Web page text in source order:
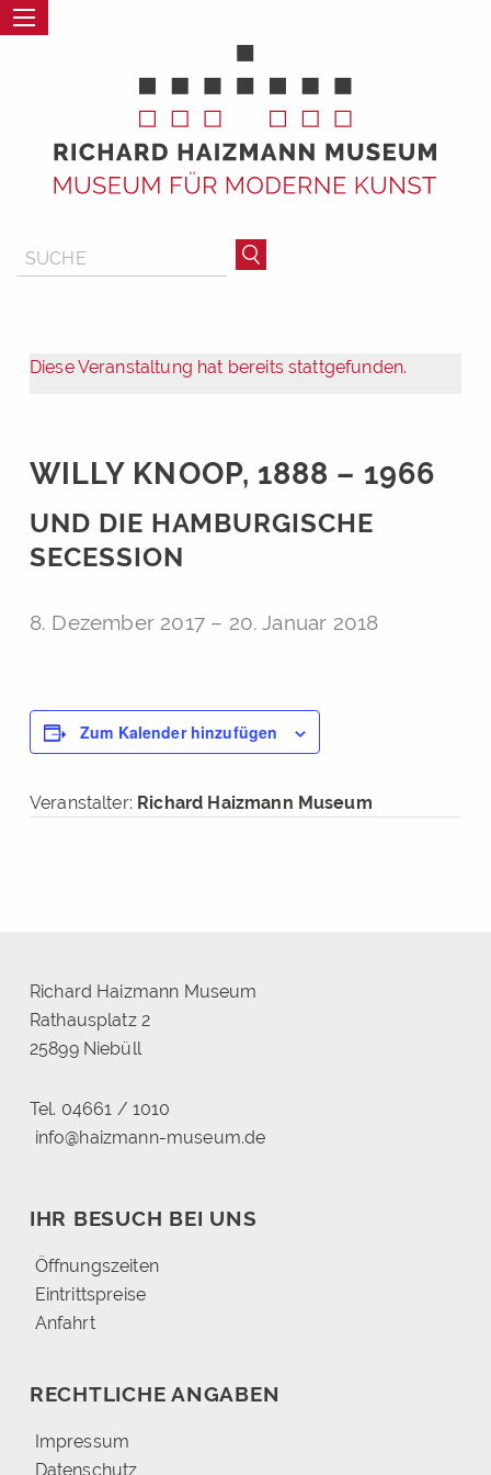
Diese Veranstaltung hat bereits stattgefunden.
WILLY KNOOP, 1888 – 1966
UND DIE HAMBURGISCHE
SECESSION
8. Dezember 2017– 20. Januar 2018
Zum Kalender hinzufügen
Veranstalter: Richard Haizmann Museum
Richard Haizmann Museum
Rathausplatz 2
25899 Niebüll
Tel. 04661 / 1010
info@haizmann-museum.de
IHR BESUCH BEI UNS
Öffnungszeiten
Eintrittspreise
Anfahrt
RECHTLICHE ANGABEN
Impressum
Datenschutz